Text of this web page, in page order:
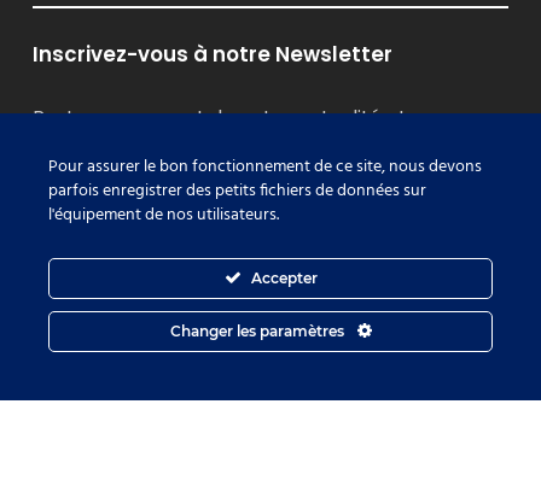
Inscrivez-vous à notre Newsletter
Restez au courant de notre actualité et nos
formations RSE
Je m'inscris
© Tous droits réservés - Molokoï 2022 | Réalisation8MM
Pour assurer le bon fonctionnement de ce site, nous devons
parfois enregistrer des petits fichiers de données sur
l'équipement de nos utilisateurs.
Accepter
Changer les paramètres